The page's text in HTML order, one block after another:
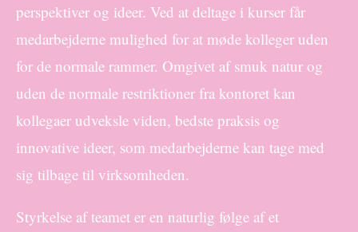
perspektiver og ideer. Ved at deltage i kurser får
medarbejderne mulighed for at møde kolleger uden
for de normale rammer. Omgivet af smuk natur og
uden de normale restriktioner fra kontoret kan
kollegaer udveksle viden, bedste praksis og
innovative ideer, som medarbejderne kan tage med
sig tilbage til virksomheden.
Styrkelse af teamet er en naturlig følge af et